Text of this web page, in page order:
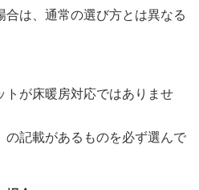
は、通常の選び方とは異なる
が床暖房対応ではありませ
記載があるものを必ず選んで